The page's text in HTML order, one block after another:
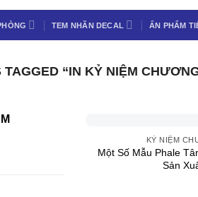
TEM NHÃN DECAL ẤN PHẨM
TAGGED “IN KỶ NIỆM
KỶ NIỆM
Một Số Mẫu Phale
Sản